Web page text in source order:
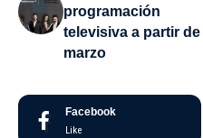
programación
televisiva a partir de
marzo
Facebook
Like